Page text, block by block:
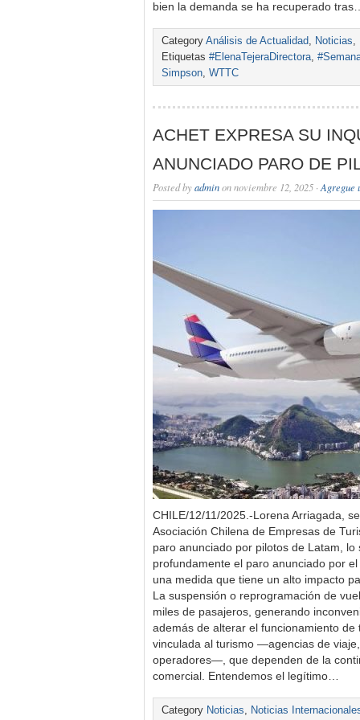
bien la demanda se ha recuperado
Category Análisis de Actualidad, Noticias,
Etiquetas #ElenaTejeraDirectora,
Simpson, WTTC
ACHET EXPRESA SU
ANUNCIADO PARO DE
Posted byadminon noviembre 12, 2025 · Agregue
CHILE/12/11/2025.-Lorena Arriagada,
Asociación Chilena de Empresas de
paro anunciado por pilotos de Latam, lo
profundamente el paro anunciado por
una medida que tiene un alto impacto
La suspensión o reprogramación de
miles de pasajeros, generando
además de alterar el funcionamiento de
vinculada al turismo —agencias de
operadores—, que dependen de la
comercial. Entendemos el legítimo…
Category Noticias, Noticias